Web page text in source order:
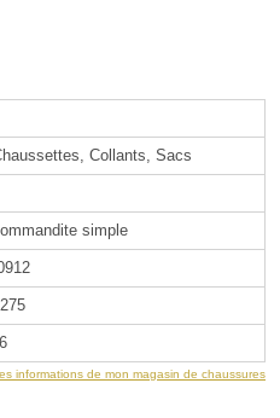
Collants, Sacs
simple
informations de mon magasin de chaussures